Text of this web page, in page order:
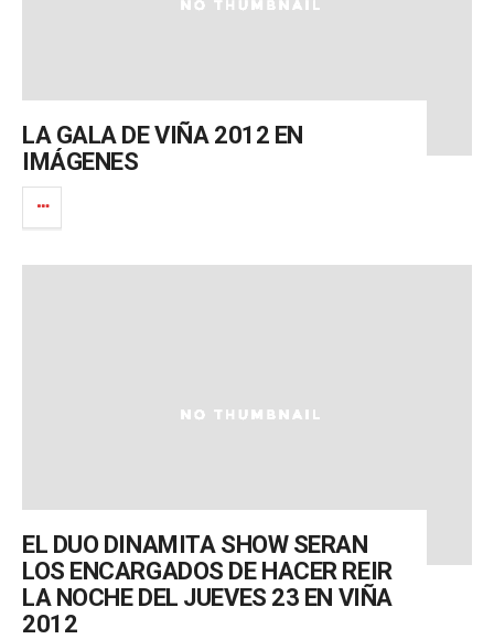
LA GALA DE VIÑA 2012 EN
IMÁGENES
EL DUO DINAMITA SHOW SERAN
LOS ENCARGADOS DE HACER REIR
LA NOCHE DEL JUEVES 23 EN VIÑA
2012